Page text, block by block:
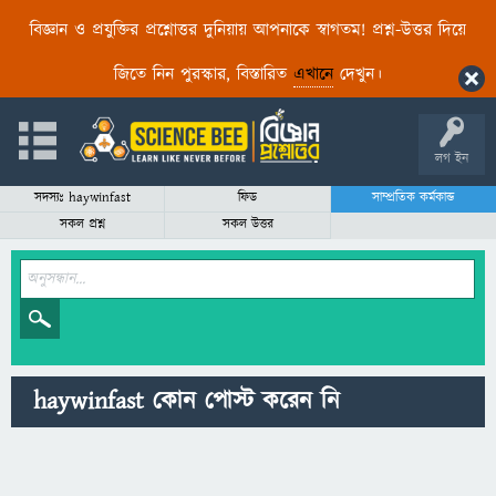
বিজ্ঞান ও প্রযুক্তির প্রশ্নোত্তর দুনিয়ায় আপনাকে স্বাগতম! প্রশ্ন-উত্তর দিয়ে
জিতে নিন পুরস্কার, বিস্তারিত এখানেদেখুন।
লগ ইন
সদস্যঃ haywinfast ফিড
সাম্প্রতিক কর্মকান্ড
সকল প্রশ্ন
সকল উত্তর
haywinfast কোন পোস্ট করেন নি